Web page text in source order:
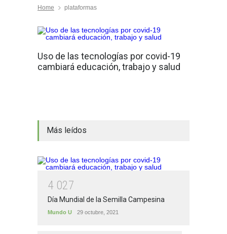
Home plataformas
Uso de las tecnologías por covid-19
cambiará educación, trabajo y salud
Más leídos
4 027
Día Mundial de la Semilla Campesina
Mundo U 29 octubre, 2021